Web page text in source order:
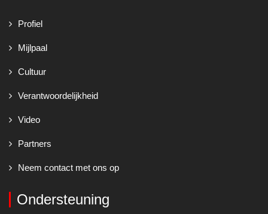
Profiel
Mijlpaal
Cultuur
Verantwoordelijkheid
Video
Partners
Neem contact met ons op
Ondersteuning